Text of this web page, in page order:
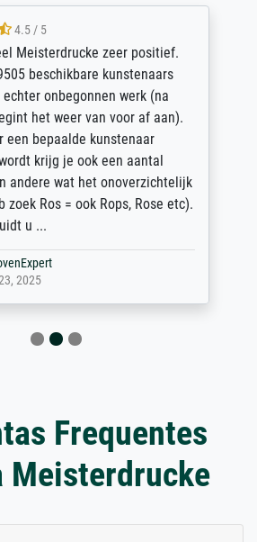
4.5 / 5
Meisterdrucke zeer positief.
beschikbare kunstenaars
onbegonnen werk (na
het weer van voor af aan).
bepaalde kunstenaar
krijg je ook een aantal
andere wat het onoverzichtelijk
Ros = ook Rops, Rose etc).
u ...
2025
Frequentes
Meisterdrucke